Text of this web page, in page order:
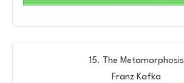
15. The Metamorphosis
Franz Kafka